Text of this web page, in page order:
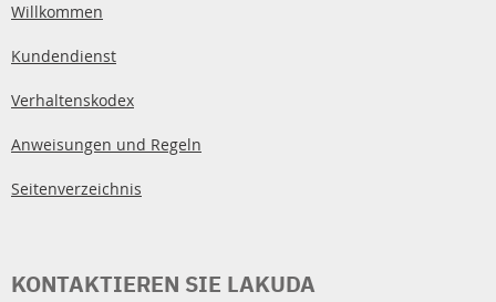
Willkommen
Kundendienst
Verhaltenskodex
Anweisungen und Regeln
Seitenverzeichnis
KONTAKTIEREN SIE LAKUDA